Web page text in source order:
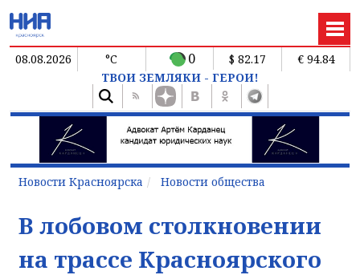
08.08.2026 °C 0 $ 82.17
€ 94.84
ТВОИ ЗЕМЛЯКИ - ГЕРОИ!
Новости Красноярска Новости общества
В лобовом столкновении
на трассе Красноярского